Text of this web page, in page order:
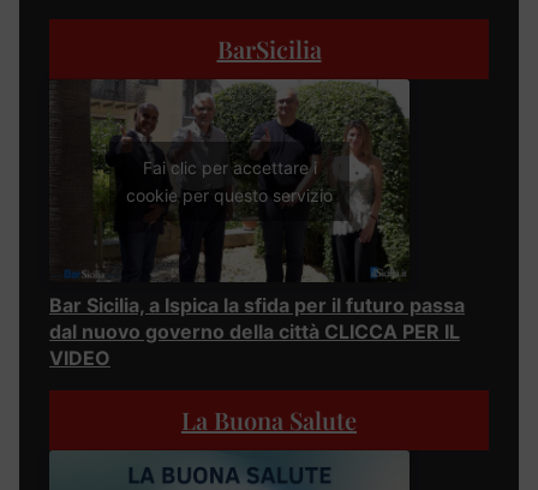
BarSicilia
Fai clic per accettare i
cookie per questo servizio
Bar Sicilia, a Ispica la sfida per il futuro passa
dal nuovo governo della città CLICCA PER IL
VIDEO
La Buona Salute